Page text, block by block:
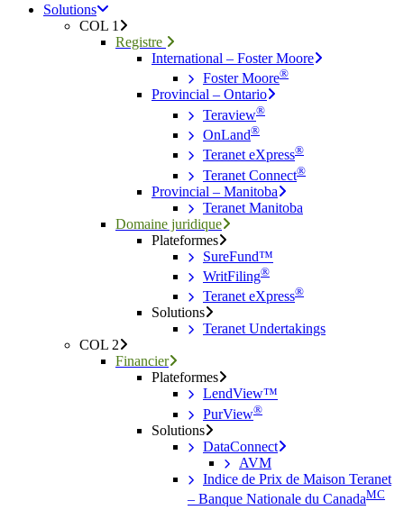
Solutions
COL 1
Registre
International – Foster Moore
Foster Moore®
Provincial – Ontario
Teraview®
OnLand®
Teranet eXpress®
Teranet Connect®
Provincial – Manitoba
Teranet Manitoba
Domaine juridique
Plateformes
SureFund™
WritFiling®
Teranet eXpress®
Solutions
Teranet Undertakings
COL 2
Financier
Plateformes
LendView™
PurView®
Solutions
DataConnect
AVM
Indice de Prix de Maison Teranet
– Banque Nationale du CanadaMC